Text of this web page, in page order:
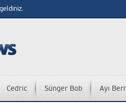
Cedric Sünger Bob Ayı